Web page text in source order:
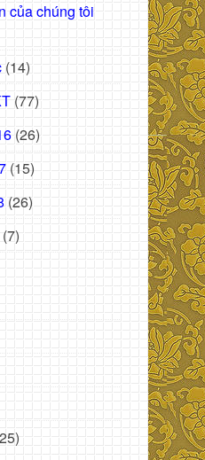
của chúng tôi
(14)
(77)
(26)
(15)
(26)
(7)